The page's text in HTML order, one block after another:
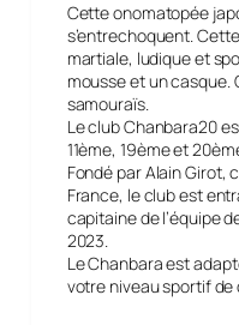
Cette onomatopée
s’entrechoquent.
martiale, ludique et
mousse et un casque.
samouraïs.
Le club Chanbara20
11ème, 19ème et
Fondé par Alain Girot,
France, le club est
capitaine de l’équipe
2023.
Le Chanbara est
votre niveau sportif de